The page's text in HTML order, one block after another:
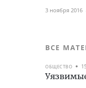
3 ноября 2016
ВСЕ
ОБЩЕСТВО